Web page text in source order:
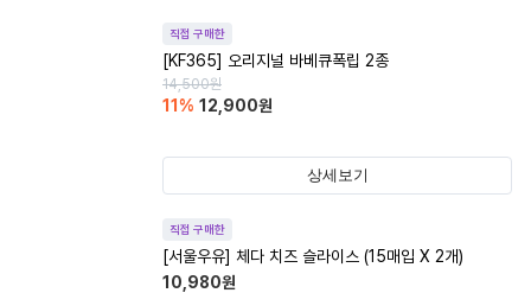
직접 구매한
[KF365] 오리지널 바베큐폭립 2종
14,500원
11 % 12,900원
상세보기
직접 구매한
[서울우유] 체다 치즈 슬라이스 (15매입 X 2개)
10,980원